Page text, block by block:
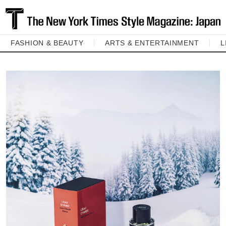
FASHION & BEAUTY ARTS & ENTERTAINMENT